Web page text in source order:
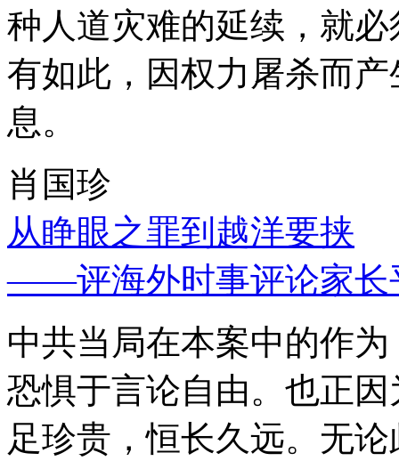
种人道灾难的延续，就
有如此，因权力屠杀而
息。
肖国珍
从睁眼之罪到越洋要挟
——评海外时事评论家长
中共当局在本案中的作
恐惧于言论自由。也正
足珍贵，恒长久远。无